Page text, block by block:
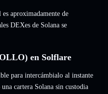
aproximadamente de
DEXes de Solana se
en Solflare
para intercámbialo al instante
cartera Solana sin custodia